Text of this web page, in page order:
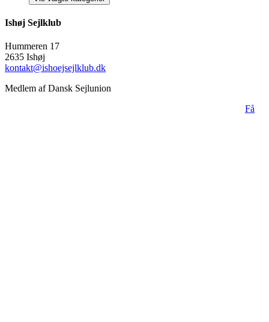
Ishøj Sejlklub
Hummeren 17
2635 Ishøj
kontakt@ishoejsejlklub.dk
Medlem af Dansk Sejlunion
Få